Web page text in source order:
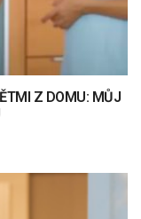
Z DOMU: MŮJ